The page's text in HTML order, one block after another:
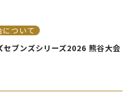
について
セブンズシリーズ2026 熊谷大会